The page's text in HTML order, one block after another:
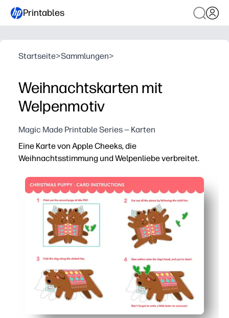
Printables
Startseite>Sammlungen>
Weihnachtskarten mit
Welpenmotiv
Magic Made Printable Series — Karten
Eine Karte von Apple Cheeks, die
Weihnachtsstimmung und Welpenliebe verbreitet.
Sie können in wenigen Minuten drucken,
Die entzückende Welpenillustration begeistert Kinder
Die leere Innenseite bietet Platz für persönliche
Konzipiert für Heimdrucker — funktioniert auf Letter